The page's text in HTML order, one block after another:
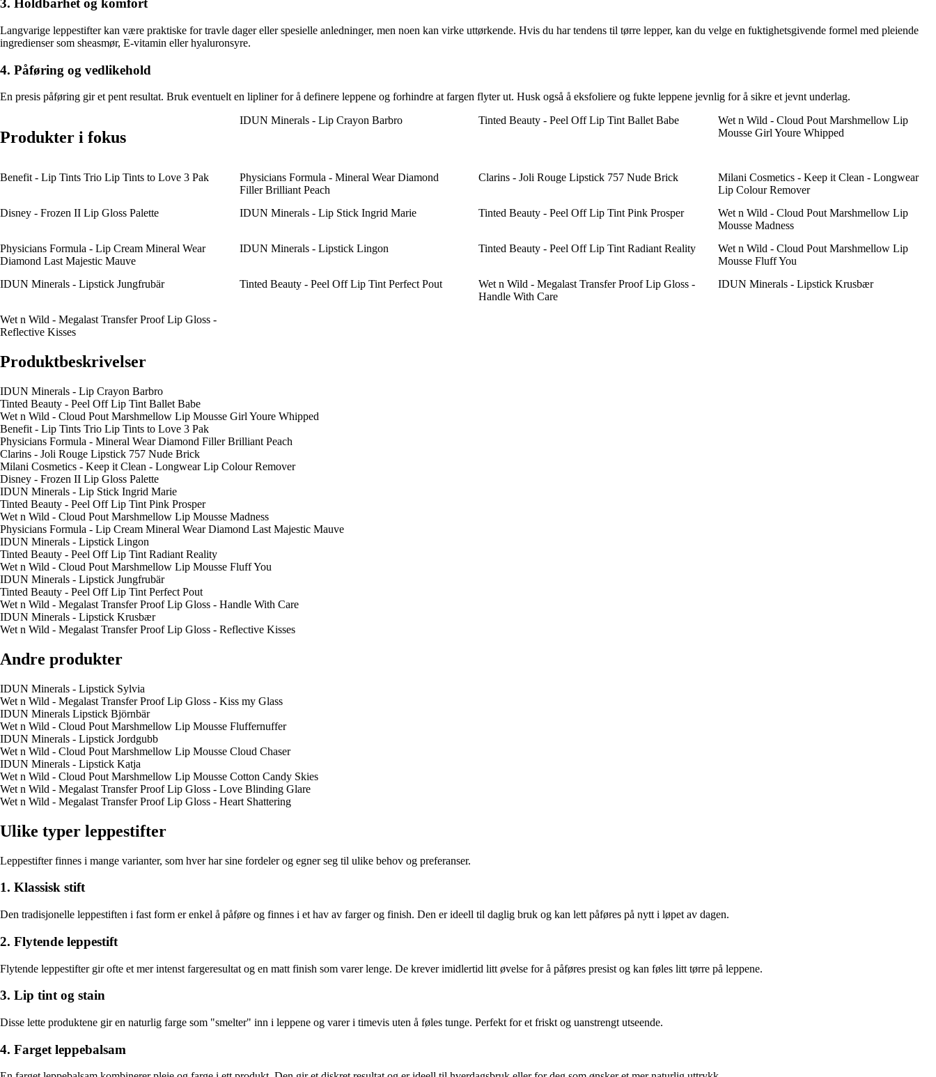
3. Holdbarhet og komfort
Langvarige leppestifter kan være praktiske for travle dager eller spesielle anledninger, men noen kan virke uttørkende. Hvis du har tendens til tørre lepper, kan du velge en fuktighetsgivende formel med pleiende
ingredienser som sheasmør, E-vitamin eller hyaluronsyre.
4. Påføring og vedlikehold
En presis påføring gir et pent resultat. Bruk eventuelt en lipliner for å definere leppene og forhindre at fargen flyter ut. Husk også å eksfoliere og fukte leppene jevnlig for å sikre et jevnt underlag.
Produkter i fokus
IDUN Minerals - Lip Crayon Barbro Tinted Beauty - Peel Off Lip Tint Ballet Babe
Wet n Wild - Cloud Pout Marshmellow Lip
Mousse Girl Youre Whipped
Benefit - Lip Tints Trio Lip Tints to Love 3 Pak
Physicians Formula - Mineral Wear Diamond
Filler Brilliant Peach
Clarins - Joli Rouge Lipstick 757 Nude Brick
Milani Cosmetics - Keep it Clean - Longwear
Lip Colour Remover
Disney - Frozen II Lip Gloss Palette
IDUN Minerals - Lip Stick Ingrid Marie Tinted Beauty - Peel Off Lip Tint Pink Prosper
Wet n Wild - Cloud Pout Marshmellow Lip
Mousse Madness
Physicians Formula - Lip Cream Mineral Wear
Diamond Last Majestic Mauve
IDUN Minerals - Lipstick Lingon Tinted Beauty - Peel Off Lip Tint Radiant Reality
Wet n Wild - Cloud Pout Marshmellow Lip
Mousse Fluff You
IDUN Minerals - Lipstick Jungfrubär
Tinted Beauty - Peel Off Lip Tint Perfect Pout
Wet n Wild - Megalast Transfer Proof Lip Gloss -
Handle With Care
IDUN Minerals - Lipstick Krusbær
Wet n Wild - Megalast Transfer Proof Lip Gloss -
Reflective Kisses
Produktbeskrivelser
IDUN Minerals - Lip Crayon Barbro
Tinted Beauty - Peel Off Lip Tint Ballet Babe
Wet n Wild - Cloud Pout Marshmellow Lip Mousse Girl Youre Whipped
Benefit - Lip Tints Trio Lip Tints to Love 3 Pak
Physicians Formula - Mineral Wear Diamond Filler Brilliant Peach
Clarins - Joli Rouge Lipstick 757 Nude Brick
Milani Cosmetics - Keep it Clean - Longwear Lip Colour Remover
Disney - Frozen II Lip Gloss Palette
IDUN Minerals - Lip Stick Ingrid Marie
Tinted Beauty - Peel Off Lip Tint Pink Prosper
Wet n Wild - Cloud Pout Marshmellow Lip Mousse Madness
Physicians Formula - Lip Cream Mineral Wear Diamond Last Majestic Mauve
IDUN Minerals - Lipstick Lingon
Tinted Beauty - Peel Off Lip Tint Radiant Reality
Wet n Wild - Cloud Pout Marshmellow Lip Mousse Fluff You
IDUN Minerals - Lipstick Jungfrubär
Tinted Beauty - Peel Off Lip Tint Perfect Pout
Wet n Wild - Megalast Transfer Proof Lip Gloss - Handle With Care
IDUN Minerals - Lipstick Krusbær
Wet n Wild - Megalast Transfer Proof Lip Gloss - Reflective Kisses
Andre produkter
IDUN Minerals - Lipstick Sylvia
Wet n Wild - Megalast Transfer Proof Lip Gloss - Kiss my Glass
IDUN Minerals Lipstick Björnbär
Wet n Wild - Cloud Pout Marshmellow Lip Mousse Fluffernuffer
IDUN Minerals - Lipstick Jordgubb
Wet n Wild - Cloud Pout Marshmellow Lip Mousse Cloud Chaser
IDUN Minerals - Lipstick Katja
Wet n Wild - Cloud Pout Marshmellow Lip Mousse Cotton Candy Skies
Wet n Wild - Megalast Transfer Proof Lip Gloss - Love Blinding Glare
Wet n Wild - Megalast Transfer Proof Lip Gloss - Heart Shattering
Ulike typer leppestifter
Leppestifter finnes i mange varianter, som hver har sine fordeler og egner seg til ulike behov og preferanser.
1. Klassisk stift
Den tradisjonelle leppestiften i fast form er enkel å påføre og finnes i et hav av farger og finish. Den er ideell til daglig bruk og kan lett påføres på nytt i løpet av dagen.
2. Flytende leppestift
Flytende leppestifter gir ofte et mer intenst fargeresultat og en matt finish som varer lenge. De krever imidlertid litt øvelse for å påføres presist og kan føles litt tørre på leppene.
3. Lip tint og stain
Disse lette produktene gir en naturlig farge som "smelter" inn i leppene og varer i timevis uten å føles tunge. Perfekt for et friskt og uanstrengt utseende.
4. Farget leppebalsam